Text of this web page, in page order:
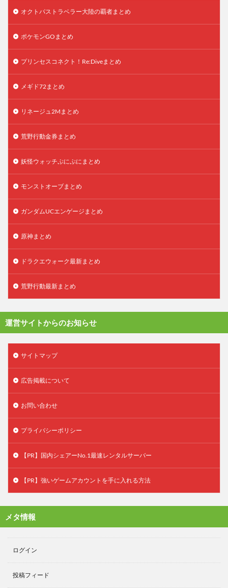
オクトパストラベラー大陸の覇者まとめ
ポケモンGOまとめ
プリンセスコネクト！Re:Diveまとめ
メギド72まとめ
リネージュ2Mまとめ
荒野行動金券まとめ
妖怪ウォッチぷにぷにまとめ
モンストオーブまとめ
ガンダムUCエンゲージまとめ
原神まとめ
ドラクエウォーク最新まとめ
荒野行動最新まとめ
運営サイトからのお知らせ
サイトマップ
広告掲載について
お問い合わせ
プライバシーポリシー
【PR】国内シェアーNo.1最速レンタルサーバー
【PR】強いゲームアカウントを手に入れる方法
メタ情報
ログイン
投稿フィード